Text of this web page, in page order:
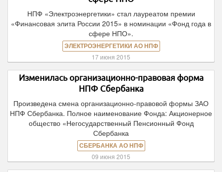
НПФ «Электроэнергетики» стал лауреатом премии
«Финансовая элита России 2015» в номинации «Фонд года в
сфере НПО».
ЭЛЕКТРОЭНЕРГЕТИКИ АО НПФ
17 июня 2015
Изменилась организационно-правовая форма
НПФ Сбербанка
Произведена смена организационно-правовой формы ЗАО
НПФ Сбербанка. Полное наименование Фонда: Акционерное
общество «Негосударственный Пенсионный Фонд
Сбербанка
СБЕРБАНКА АО НПФ
09 июня 2015